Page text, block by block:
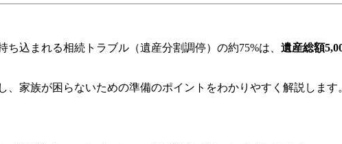
込まれる相続トラブル（遺産分割調停）の約75%は、 遺産総額
家族が困らないための準備のポイントをわかりやすく解説します